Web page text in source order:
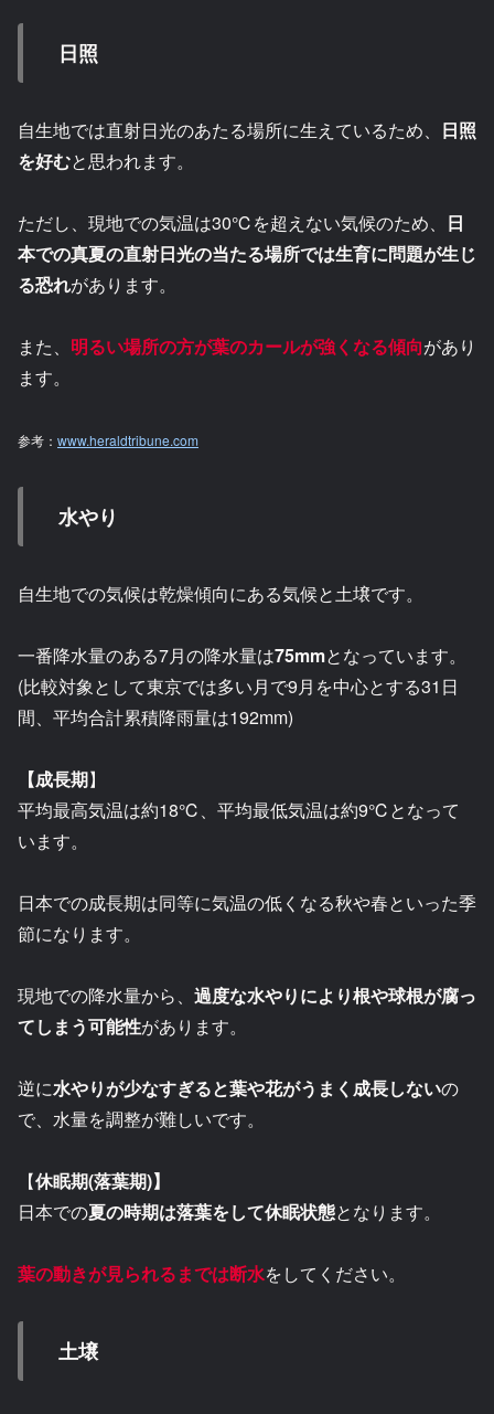
日照
自生地では直射日光のあたる場所に生えているため、 日照
を好むと思われます。
ただし、現地での気温は30℃を超えない気候のため、 日
本での真夏の直射日光の当たる場所では生育に問題が生じ
る恐れがあります。
また、 明るい場所の方が葉のカールが強くなる傾向があり
ます。
参考： www.heraldtribune.com
水やり
自生地での気候は乾燥傾向にある気候と土壌です。
一番降水量のある7月の降水量は75mmとなっています。
(比較対象として東京では多い月で9月を中心とする31日
間、平均合計累積降雨量は192mm)
【成長期】
平均最高気温は約18℃、平均最低気温は約9℃となって
います。
日本での成長期は同等に気温の低くなる秋や春といった季
節になります。
現地での降水量から、 過度な水やりにより根や球根が腐っ
てしまう可能性があります。
逆に水やりが少なすぎると葉や花がうまく成長しないの
で、水量を調整が難しいです。
【休眠期(落葉期)】
日本での夏の時期は落葉をして休眠状態となります。
葉の動きが見られるまでは断水をしてください。
土壌